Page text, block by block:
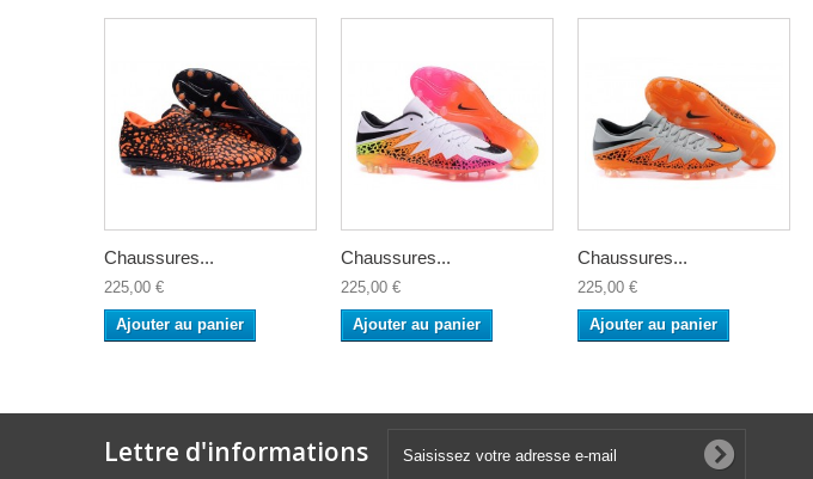
Chaussures...
225,00 €
Ajouter au panier
Chaussures...
225,00 €
Ajouter au panier
Chaussures...
225,00 €
Ajouter au panier
Lettre d'informations